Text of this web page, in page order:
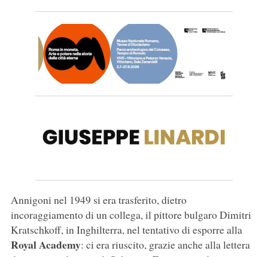
Annigoni nel 1949 si era trasferito, dietro
incoraggiamento di un collega, il pittore bulgaro Dimitri
Kratschkoff, in Inghilterra, nel tentativo di esporre alla
Royal Academy: ci era riuscito, grazie anche alla lettera